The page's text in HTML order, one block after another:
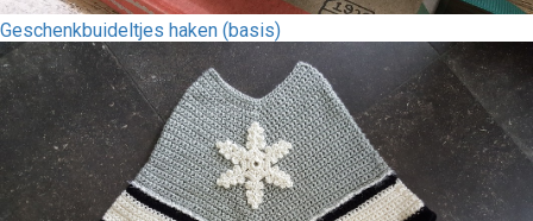
Geschenkbuideltjes haken (basis)